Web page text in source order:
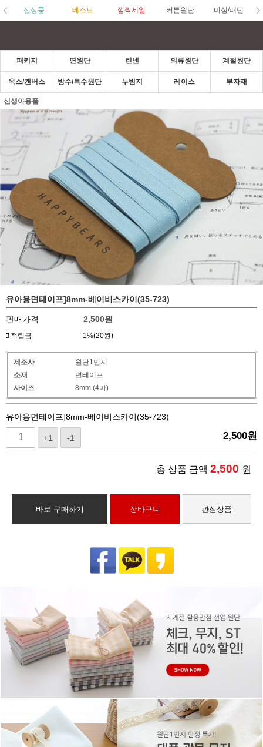
신상품 베스트 깜짝세일 커튼원단 미싱/패턴
패키지 면원단 린넨 의류원단 계절원단
옥스/캔버스 방수/특수원단 누빔지 레이스 부자재
신생아용품
유아용면테이프]8mm-베이비스카이(35-723)
판매가격 2,500원
적립금 1%(20원)
제조사
원단1번지
소재
면테이프
사이즈
8mm (4마)
유아용면테이프]8mm-베이비스카이(35-723)
+1 -1 2,500원
총 상품 금액 2,500 원
바로 구매하기 장바구니 관심상품